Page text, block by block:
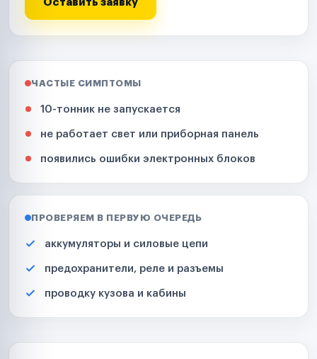
Оставить заявку
ЧАСТЫЕ СИМПТОМЫ
10-тонник не запускается
не работает свет или приборная панель
появились ошибки электронных блоков
ПРОВЕРЯЕМ В ПЕРВУЮ ОЧЕРЕДЬ
аккумуляторы и силовые цепи
предохранители, реле и разъемы
проводку кузова и кабины